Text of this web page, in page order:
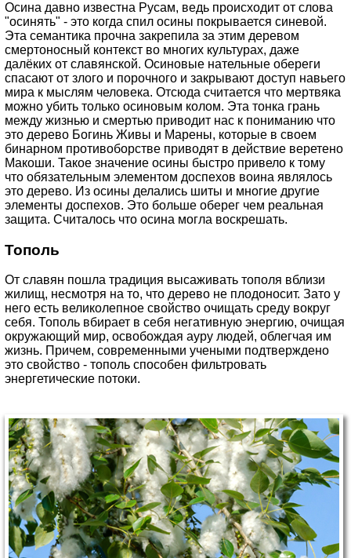
Осина давно известна Русам, ведь происходит от слова
"осинять" - это когда спил осины покрывается синевой.
Эта семантика прочна закрепила за этим деревом
смертоносный контекст во многих культурах, даже
далёких от славянской. Осиновые нательные обереги
спасают от злого и порочного и закрывают доступ навьего
мира к мыслям человека. Отсюда считается что мертвяка
можно убить только осиновым колом. Эта тонка грань
между жизнью и смертью приводит нас к пониманию что
это дерево Богинь Живы и Марены, которые в своем
бинарном противоборстве приводят в действие веретено
Макоши. Такое значение осины быстро привело к тому
что обязательным элементом доспехов воина являлось
это дерево. Из осины делались шиты и многие другие
элементы доспехов. Это больше оберег чем реальная
защита. Считалось что осина могла воскрешать.
Тополь
От славян пошла традиция высаживать тополя вблизи
жилищ, несмотря на то, что дерево не плодоносит. Зато у
него есть великолепное свойство очищать среду вокруг
себя. Тополь вбирает в себя негативную энергию, очищая
окружающий мир, освобождая ауру людей, облегчая им
жизнь. Причем, современными учеными подтверждено
это свойство - тополь способен фильтровать
энергетические потоки.